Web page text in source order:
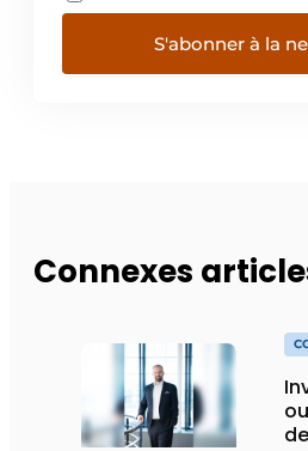
S'abonner à la
Connexes